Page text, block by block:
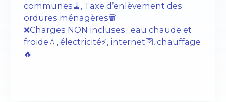
communes🧹, Taxe d’enlèvement des
ordures ménagères🗑️
❌Charges NON incluses : eau chaude et
froide💧, électricité⚡️, internet🛜, chauffage
🔥